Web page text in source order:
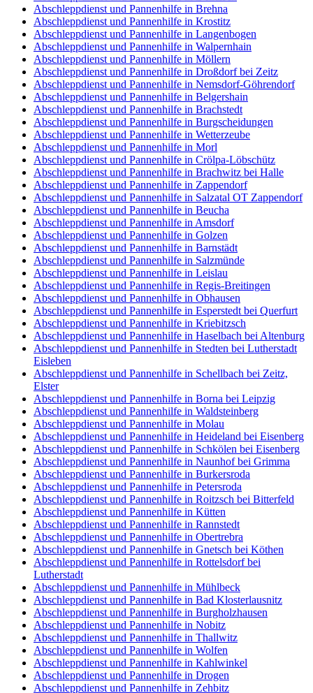
Abschleppdienst und Pannenhilfe in Brehna
Abschleppdienst und Pannenhilfe in Krostitz
Abschleppdienst und Pannenhilfe in Langenbogen
Abschleppdienst und Pannenhilfe in Walpernhain
Abschleppdienst und Pannenhilfe in Möllern
Abschleppdienst und Pannenhilfe in Droßdorf bei Zeitz
Abschleppdienst und Pannenhilfe in Nemsdorf-Göhrendorf
Abschleppdienst und Pannenhilfe in Belgershain
Abschleppdienst und Pannenhilfe in Brachstedt
Abschleppdienst und Pannenhilfe in Burgscheidungen
Abschleppdienst und Pannenhilfe in Wetterzeube
Abschleppdienst und Pannenhilfe in Morl
Abschleppdienst und Pannenhilfe in Crölpa-Löbschütz
Abschleppdienst und Pannenhilfe in Brachwitz bei Halle
Abschleppdienst und Pannenhilfe in Zappendorf
Abschleppdienst und Pannenhilfe in Salzatal OT Zappendorf
Abschleppdienst und Pannenhilfe in Beucha
Abschleppdienst und Pannenhilfe in Amsdorf
Abschleppdienst und Pannenhilfe in Golzen
Abschleppdienst und Pannenhilfe in Barnstädt
Abschleppdienst und Pannenhilfe in Salzmünde
Abschleppdienst und Pannenhilfe in Leislau
Abschleppdienst und Pannenhilfe in Regis-Breitingen
Abschleppdienst und Pannenhilfe in Obhausen
Abschleppdienst und Pannenhilfe in Esperstedt bei Querfurt
Abschleppdienst und Pannenhilfe in Kriebitzsch
Abschleppdienst und Pannenhilfe in Haselbach bei Altenburg
Abschleppdienst und Pannenhilfe in Stedten bei Lutherstadt
Eisleben
Abschleppdienst und Pannenhilfe in Schellbach bei Zeitz,
Elster
Abschleppdienst und Pannenhilfe in Borna bei Leipzig
Abschleppdienst und Pannenhilfe in Waldsteinberg
Abschleppdienst und Pannenhilfe in Molau
Abschleppdienst und Pannenhilfe in Heideland bei Eisenberg
Abschleppdienst und Pannenhilfe in Schkölen bei Eisenberg
Abschleppdienst und Pannenhilfe in Naunhof bei Grimma
Abschleppdienst und Pannenhilfe in Burkersroda
Abschleppdienst und Pannenhilfe in Petersroda
Abschleppdienst und Pannenhilfe in Roitzsch bei Bitterfeld
Abschleppdienst und Pannenhilfe in Kütten
Abschleppdienst und Pannenhilfe in Rannstedt
Abschleppdienst und Pannenhilfe in Obertrebra
Abschleppdienst und Pannenhilfe in Gnetsch bei Köthen
Abschleppdienst und Pannenhilfe in Rottelsdorf bei
Lutherstadt
Abschleppdienst und Pannenhilfe in Mühlbeck
Abschleppdienst und Pannenhilfe in Bad Klosterlausnitz
Abschleppdienst und Pannenhilfe in Burgholzhausen
Abschleppdienst und Pannenhilfe in Nobitz
Abschleppdienst und Pannenhilfe in Thallwitz
Abschleppdienst und Pannenhilfe in Wolfen
Abschleppdienst und Pannenhilfe in Kahlwinkel
Abschleppdienst und Pannenhilfe in Drogen
Abschleppdienst und Pannenhilfe in Zehbitz